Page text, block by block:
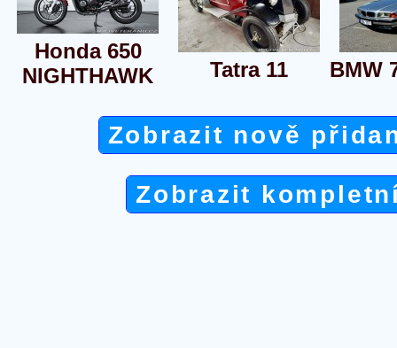
Honda 650
NIGHTHAWK
Tatra 11 BMW
Zobrazit nově
Zobrazit